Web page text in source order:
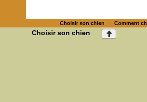
Choisir son chien Comment
Choisir son chien